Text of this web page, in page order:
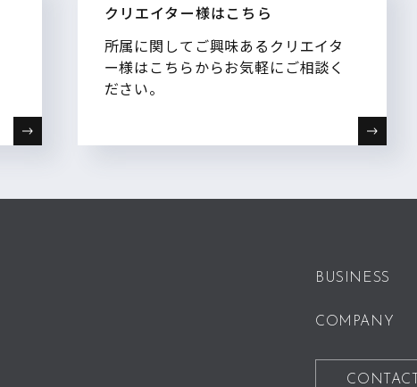
クリエイター様はこちら
所属に関してご興味あるクリエイタ
ー様はこちらからお気軽にご相談く
ださい。
BUSINESS
COMPANY
CONTACT